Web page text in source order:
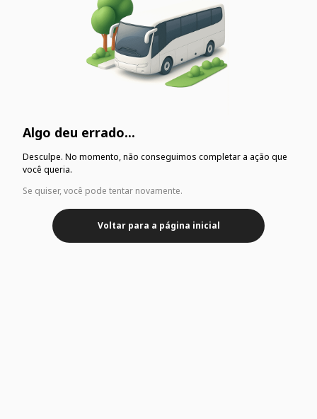
Algo deu errado...
Desculpe. No momento, não conseguimos completar a ação que
você queria.
Se quiser, você pode tentar novamente.
Voltar para a página inicial